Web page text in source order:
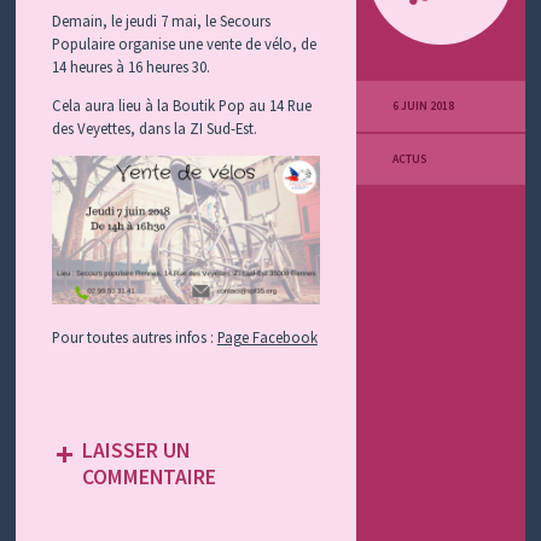
Demain, le jeudi 7 mai, le Secours
Populaire organise une vente de vélo, de
14 heures à 16 heures 30.
Cela aura lieu à la Boutik Pop au 14 Rue
des Veyettes, dans la ZI Sud-Est.
Pour toutes autres infos : Page Facebook
LAISSER UN
COMMENTAIRE
6 JUIN 2018
ACTUS